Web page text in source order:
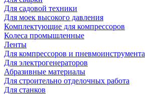
Для садовой техники
Для моек высокого давления
Комплектующие для компрессоров
Колеса промышленные
Ленты
Для компрессоров и пневмоинструмента
Для электрогенераторов
Абразивные материалы
Для строительно отделочных работа
Для станков